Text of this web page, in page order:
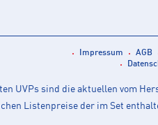
Impressum AGB
UVPs sind die aktuellen vom
Listenpreise der im Set